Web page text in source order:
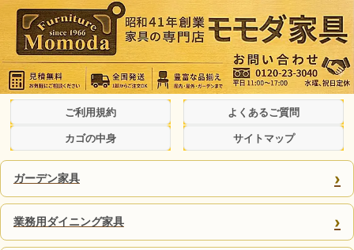
ご利用規約 よくあるご質問
カゴの中身 サイトマップ
ガーデン家具 ›
業務用ダイニング家具 ›